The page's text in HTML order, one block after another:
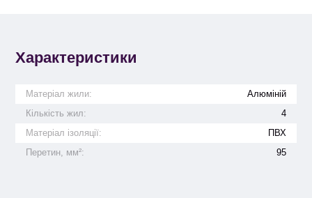
Характеристики
Матеріал жили:
Алюміній
Кількість жил:
4
Матеріал ізоляції:
ПВХ
Перетин, мм²:
95